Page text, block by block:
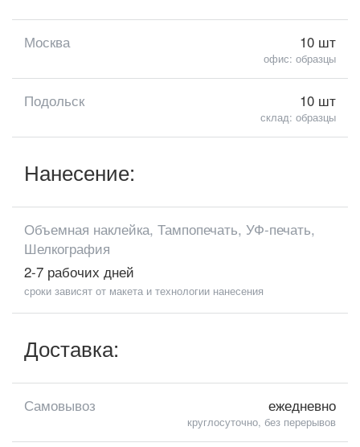
Москва 10 шт
офис: образцы
Подольск 10 шт
склад: образцы
Нанесение:
Объемная наклейка, Тампопечать, УФ-печать,
Шелкография
2-7 рабочих дней
сроки зависят от макета и технологии нанесения
Доставка:
Самовывоз ежедневно
круглосуточно, без перерывов